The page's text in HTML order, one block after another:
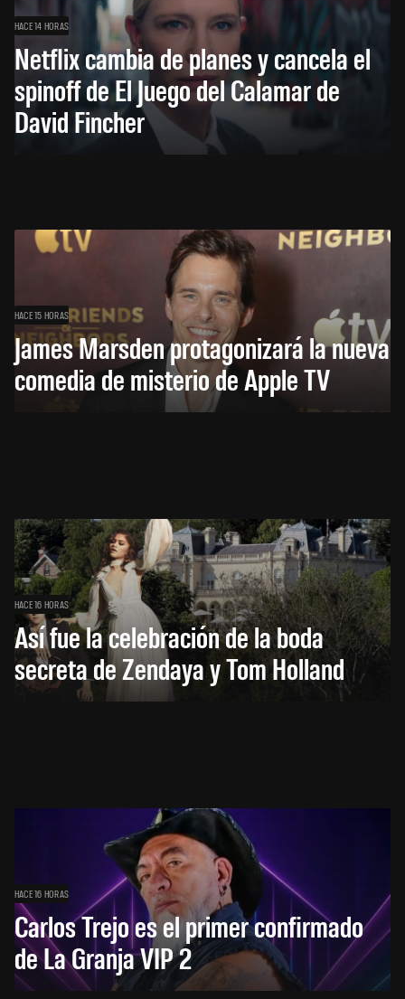
HACE 14 HORAS
Netflix cambia de planes y cancela el
spinoff de El Juego del Calamar de
David Fincher
HACE 15 HORAS
James Marsden protagonizará la nueva
comedia de misterio de Apple TV
HACE 16 HORAS
Así fue la celebración de la boda
secreta de Zendaya y Tom Holland
HACE 16 HORAS
Carlos Trejo es el primer confirmado
de La Granja VIP 2